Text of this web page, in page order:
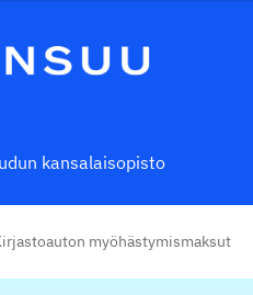
kansalaisopisto
myöhästymismaksut